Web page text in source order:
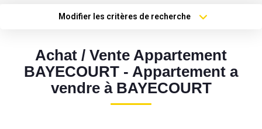
CONTACT
Modifier les critères de recherche
Type de bien
Surface min
Budget max Plus de critères
Achat / Vente Appartement
BAYECOURT - Appartement a
vendre à BAYECOURT